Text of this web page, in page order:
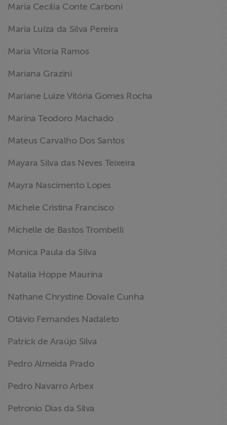
Maria Cecilia Conte Carboni
Maria Luiza da Silva Pereira
Maria Vitoria Ramos
Mariana Grazini
Mariane Luize Vitória Gomes Rocha
Marina Teodoro Machado
Mateus Carvalho Dos Santos
Mayara Silva das Neves Teixeira
Mayra Nascimento Lopes
Michele Cristina Francisco
Michelle de Bastos Trombelli
Monica Paula da Silva
Natalia Hoppe Maurina
Nathane Chrystine Dovale Cunha
Otávio Fernandes Nadaleto
Patrick de Araújo Silva
Pedro Almeida Prado
Pedro Navarro Arbex
Petronio Dias da Silva